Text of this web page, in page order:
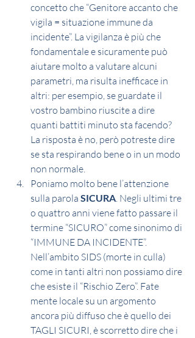
concetto che “Genitore accanto che
vigila = situazione immune da
incidente”. La vigilanza è più che
fondamentale e sicuramente può
aiutare molto a valutare alcuni
parametri, ma risulta inefficace in
altri: per esempio, se guardate il
vostro bambino riuscite a dire
quanti battiti minuto sta facendo?
La risposta è no, però potreste dire
se sta respirando bene o in un modo
non normale.
Poniamo molto bene l’attenzione
sulla parola SICURA. Negli ultimi tre
o quattro anni viene fatto passare il
termine “SICURO” come sinonimo di
“IMMUNE DA INCIDENTE”.
Nell’ambito SIDS (morte in culla)
come in tanti altri non possiamo dire
che esiste il “Rischio Zero”. Fate
mente locale su un argomento
ancora più diffuso che è quello dei
TAGLI SICURI, è scorretto dire che i